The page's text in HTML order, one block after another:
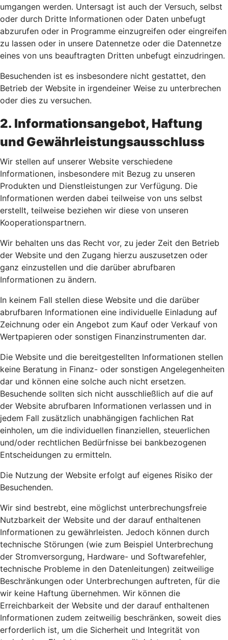
umgangen werden. Untersagt ist auch der Versuch, selbst
oder durch Dritte Informationen oder Daten unbefugt
abzurufen oder in Programme einzugreifen oder eingreifen
zu lassen oder in unsere Datennetze oder die Datennetze
eines von uns beauftragten Dritten unbefugt einzudringen.
Besuchenden ist es insbesondere nicht gestattet, den
Betrieb der Website in irgendeiner Weise zu unterbrechen
oder dies zu versuchen.
2. Informationsangebot, Haftung
und Gewährleistungsausschluss
Wir stellen auf unserer Website verschiedene
Informationen, insbesondere mit Bezug zu unseren
Produkten und Dienstleistungen zur Verfügung. Die
Informationen werden dabei teilweise von uns selbst
erstellt, teilweise beziehen wir diese von unseren
Kooperationspartnern.
Wir behalten uns das Recht vor, zu jeder Zeit den Betrieb
der Website und den Zugang hierzu auszusetzen oder
ganz einzustellen und die darüber abrufbaren
Informationen zu ändern.
In keinem Fall stellen diese Website und die darüber
abrufbaren Informationen eine individuelle Einladung auf
Zeichnung oder ein Angebot zum Kauf oder Verkauf von
Wertpapieren oder sonstigen Finanzinstrumenten dar.
Die Website und die bereitgestellten Informationen stellen
keine Beratung in Finanz- oder sonstigen Angelegenheiten
dar und können eine solche auch nicht ersetzen.
Besuchende sollten sich nicht ausschließlich auf die auf
der Website abrufbaren Informationen verlassen und in
jedem Fall zusätzlich unabhängigen fachlichen Rat
einholen, um die individuellen finanziellen, steuerlichen
und/oder rechtlichen Bedürfnisse bei bankbezogenen
Entscheidungen zu ermitteln.
Die Nutzung der Website erfolgt auf eigenes Risiko der
Besuchenden.
Wir sind bestrebt, eine möglichst unterbrechungsfreie
Nutzbarkeit der Website und der darauf enthaltenen
Informationen zu gewährleisten. Jedoch können durch
technische Störungen (wie zum Beispiel Unterbrechung
der Stromversorgung, Hardware- und Softwarefehler,
technische Probleme in den Datenleitungen) zeitweilige
Beschränkungen oder Unterbrechungen auftreten, für die
wir keine Haftung übernehmen. Wir können die
Erreichbarkeit der Website und der darauf enthaltenen
Informationen zudem zeitweilig beschränken, soweit dies
erforderlich ist, um die Sicherheit und Integrität von